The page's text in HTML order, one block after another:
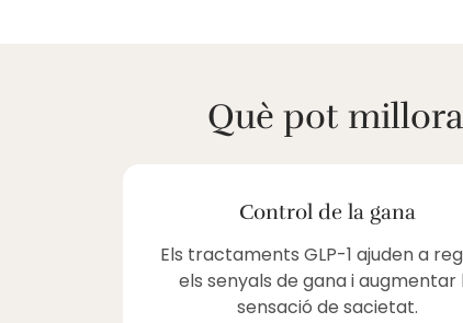
Què pot
Control de la gana
Els tractaments GLP-1 ajuden a
els senyals de gana i augmentar
sensació de sacietat.